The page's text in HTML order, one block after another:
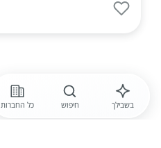
בשבילך חיפוש כל החברות